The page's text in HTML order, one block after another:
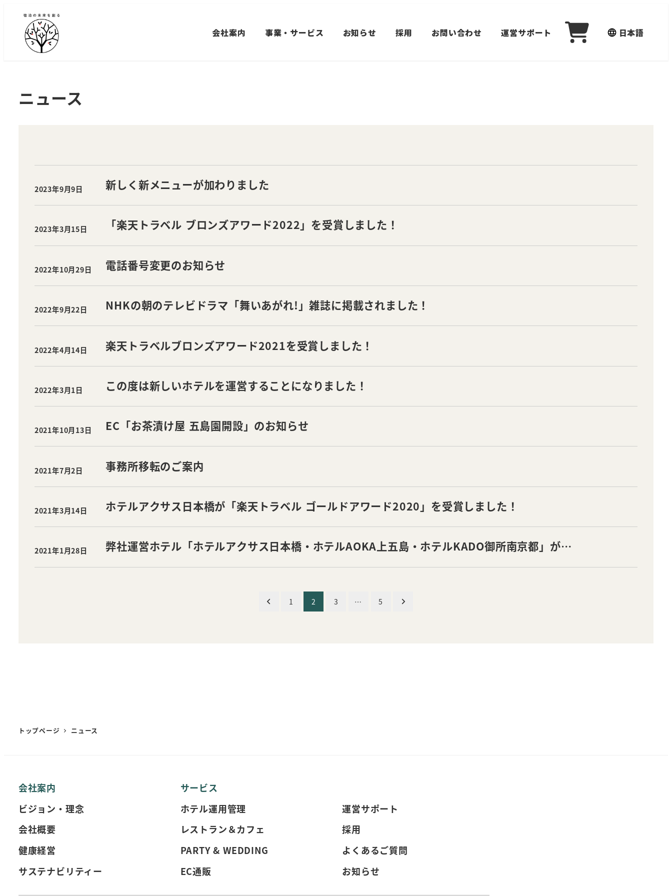
会社案内 事業・サービス お知らせ 採用 お問い合わせ 運営サポート 日本語
ニュース
新しく新メニューが加わりました
投稿日
2023年9月9日
「楽天トラベル ブロンズアワード2022」を受賞しました！
投稿日
2023年3月15日
電話番号変更のお知らせ
投稿日
2022年10月29日
NHKの朝のテレビドラマ「舞いあがれ!」雑誌に掲載されました！
投稿日
2022年9月22日
楽天トラベルブロンズアワード2021を受賞しました！
投稿日
2022年4月14日
この度は新しいホテルを運営することになりました！
投稿日
2022年3月1日
EC「お茶漬け屋 五島園開設」のお知らせ
投稿日
2021年10月13日
事務所移転のご案内
投稿日
2021年7月2日
ホテルアクサス日本橋が「楽天トラベル ゴールドアワード2020」を受賞しました！
投稿日
2021年3月14日
弊社運営ホテル「ホテルアクサス日本橋・ホテルAOKA上五島・ホテルKADO御所南京都」が
Booking.com「Traveller Review Awards 2021」を受賞しました
投稿日
2021年1月28日
の
ペ
ー
ジ
1 2 3 … 5
トップページ ニュース
会社案内
ビジョン・理念
会社概要
健康経営
サステナビリティー
サービス
ホテル運用管理
レストラン＆カフェ
PARTY & WEDDING
EC通販
運営サポート
採用
よくあるご質問
お知らせ